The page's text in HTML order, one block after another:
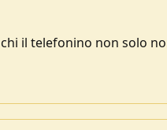
il telefonino non solo